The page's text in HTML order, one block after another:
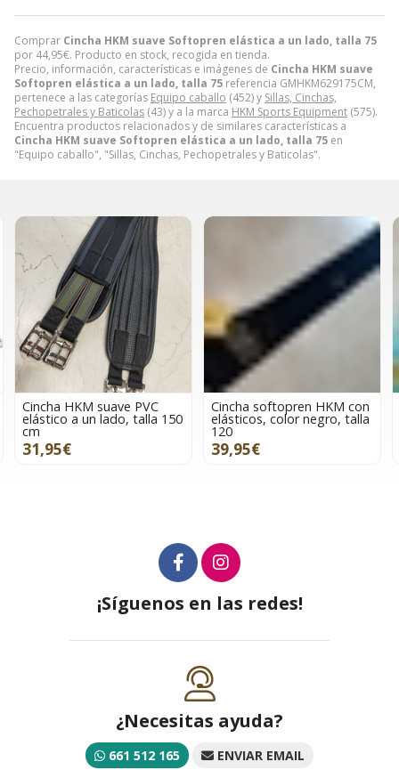
Comprar Cincha HKM suave Softopren elástica a un lado, talla 75
por 44,95€. Producto en stock, recogida en tienda.
Precio, información, características e imágenes de Cincha HKM suave
Softopren elástica a un lado, talla 75 referencia GMHKM629175CM,
pertenece a las categorías Equipo caballo (452) y Sillas, Cinchas,
Pechopetrales y Baticolas (43) y a la marca HKM Sports Equipment (575).
Encuentra productos relacionados y de similares características a
Cincha HKM suave Softopren elástica a un lado, talla 75 en
"Equipo caballo", "Sillas, Cinchas, Pechopetrales y Baticolas".
Cincha HKM suave PVC
elástico a un lado, talla 150
cm
31,95€
Cincha softopren HKM con
elásticos, color negro, talla
120
39,95€
¡Síguenos en las redes!
¿Necesitas ayuda?
661 512 165 ENVIAR EMAIL